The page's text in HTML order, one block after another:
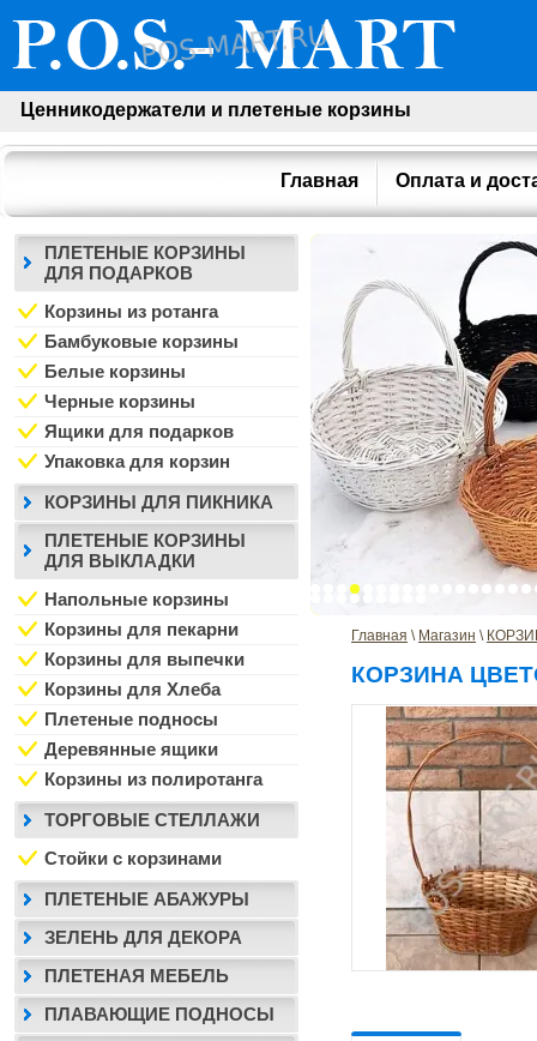
Ценникодержатели и плетеные корзины
Главная Оплата и
Главная \ Магазин \
КОРЗИНА
ПЛЕТЕНЫЕ КОРЗИНЫ
ДЛЯ ПОДАРКОВ
Корзины из ротанга
Бамбуковые корзины
Белые корзины
Черные корзины
Ящики для подарков
Упаковка для корзин
КОРЗИНЫ ДЛЯ ПИКНИКА
ПЛЕТЕНЫЕ КОРЗИНЫ
ДЛЯ ВЫКЛАДКИ
Напольные корзины
Корзины для пекарни
Корзины для выпечки
Корзины для Хлеба
Плетеные подносы
Деревянные ящики
Корзины из полиротанга
ТОРГОВЫЕ СТЕЛЛАЖИ
Стойки с корзинами
ПЛЕТЕНЫЕ АБАЖУРЫ
ЗЕЛЕНЬ ДЛЯ ДЕКОРА
ПЛЕТЕНАЯ МЕБЕЛЬ
ПЛАВАЮЩИЕ ПОДНОСЫ